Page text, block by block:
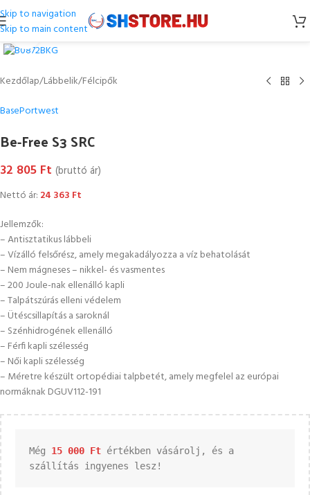
Skip to navigation
Skip to main content
Kattintson a nagyításhoz
Kezdőlap/Lábbelik/Félcipők
BasePortwest
Be-Free S3 SRC
32 805 Ft (bruttó ár)
Nettó ár: 24 363 Ft
Jellemzők:
– Antisztatikus lábbeli
– Vízálló felsőrész, amely megakadályozza a víz behatolását
– Nem mágneses – nikkel- és vasmentes
– 200 Joule-nak ellenálló kapli
– Talpátszúrás elleni védelem
– Ütéscsillapítás a saroknál
– Szénhidrogének ellenálló
– Férfi kapli szélesség
– Női kapli szélesség
– Méretre készült ortopédiai talpbetét, amely megfelel az európai
normáknak DGUV112-191
Még 15 000 Ft értékben vásárolj, és a
szállítás ingyenes lesz!